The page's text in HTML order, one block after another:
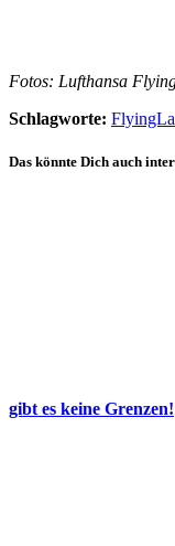
Fotos: Lufthansa
Schlagworte:
Das könnte Dich auch
gibt es keine Grenzen!